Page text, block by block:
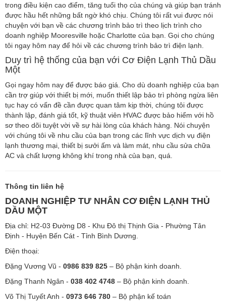
trong điều kiện cao điểm, tăng tuổi thọ của chúng và giúp bạn tránh
được hầu hết những bất ngờ khó chịu. Chúng tôi rất vui được nói
chuyện với bạn về các chương trình bảo trì theo lịch trình cho
doanh nghiệp Mooresville hoặc Charlotte của bạn. Gọi cho chúng
tôi ngay hôm nay để hỏi về các chương trình bảo trì điện lạnh.
Duy trì hệ thống của bạn với Cơ Điện Lạnh Thủ Dầu
Một
Gọi ngay hôm nay để được báo giá. Cho dù doanh nghiệp của bạn
cần trợ giúp với thiết bị mới, muốn thiết lập bảo trì phòng ngừa liên
tục hay có vấn đề cần được quan tâm kịp thời, chúng tôi được
thành lập, đánh giá tốt, kỹ thuật viên HVAC được bảo hiểm với hồ
sơ theo dõi tuyệt vời về sự hài lòng của khách hàng. Nói chuyện
với chúng tôi về nhu cầu của bạn trong các lĩnh vực dịch vụ điện
lạnh thương mại, thiết bị sưởi ấm và làm mát, nhu cầu sửa chữa
AC và chất lượng không khí trong nhà của bạn, quá.
Thông tin liên hệ
DOANH NGHIỆP TƯ NHÂN CƠ ĐIỆN LẠNH THỦ
DẦU MỘT
Địa chỉ: H2-03 Đường D8 - Khu Đô thị Thịnh Gia - Phường Tân
Định - Huyện Bến Cát - Tỉnh Bình Dương.
Điện thoại:
Đặng Vương Vũ - 0986 839 825 – Bộ phận kinh doanh.
Đặng Thanh Ngân - 038 402 4748 – Bộ phận kinh doanh.
Võ Thị Tuyết Anh - 0973 646 780 – Bộ phận kế toán